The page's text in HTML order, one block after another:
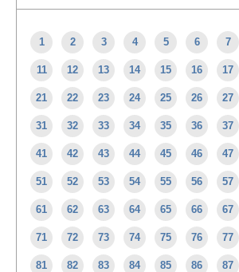
1 2 3 4 5 6 7
11 12 13 14 15 16 17
21 22 23 24 25 26 27
31 32 33 34 35 36 37
41 42 43 44 45 46 47
51 52 53 54 55 56 57
61 62 63 64 65 66 67
71 72 73 74 75 76 77
81 82 83 84 85 86 87